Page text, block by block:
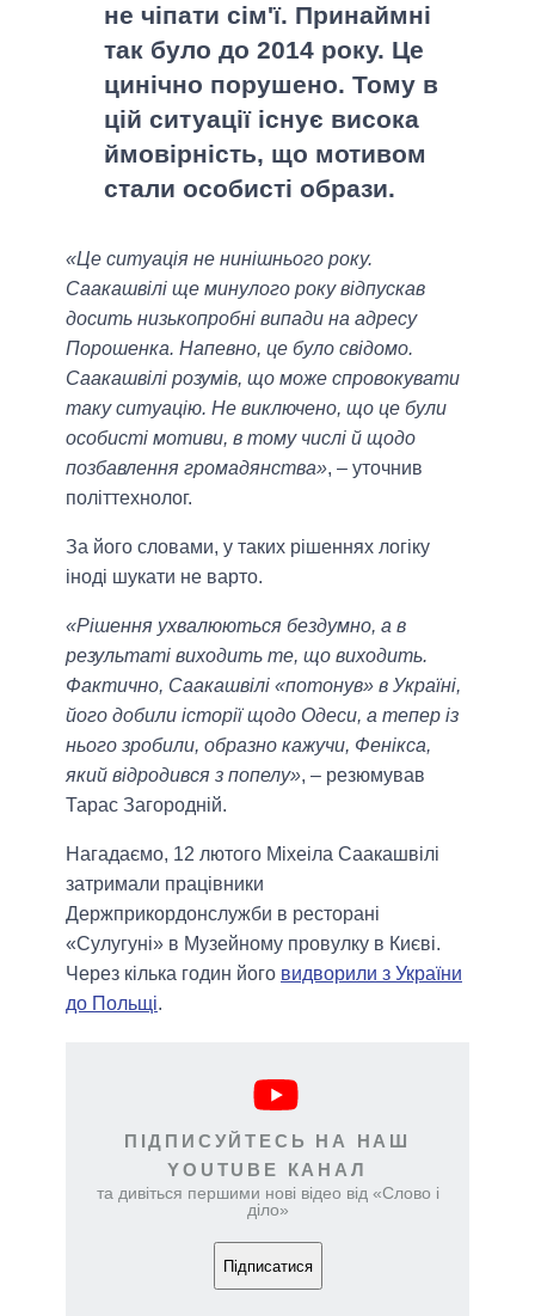
не чіпати сім'ї. Принаймні
так було до 2014 року. Це
цинічно порушено. Тому в
цій ситуації існує висока
ймовірність, що мотивом
стали особисті образи.
«Це ситуація не нинішнього року.
Саакашвілі ще минулого року відпускав
досить низькопробні випади на адресу
Порошенка. Напевно, це було свідомо.
Саакашвілі розумів, що може спровокувати
таку ситуацію. Не виключено, що це були
особисті мотиви, в тому числі й щодо
позбавлення громадянства», – уточнив
політтехнолог.
За його словами, у таких рішеннях логіку
іноді шукати не варто.
«Рішення ухвалюються бездумно, а в
результаті виходить те, що виходить.
Фактично, Саакашвілі «потонув» в Україні,
його добили історії щодо Одеси, а тепер із
нього зробили, образно кажучи, Фенікса,
який відродився з попелу», – резюмував
Тарас Загородній.
Нагадаємо, 12 лютого Міхеіла Саакашвілі
затримали працівники
Держприкордонслужби в ресторані
«Сулугуні» в Музейному провулку в Києві.
Через кілька годин його видворили з України
до Польщі.
ПІДПИСУЙТЕСЬ НА НАШ
YOUTUBE КАНАЛ
та дивіться першими нові відео від «Слово і
діло»
Підписатися